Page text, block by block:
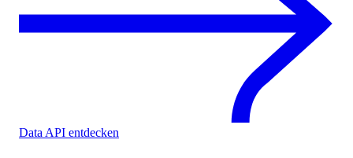
Data API entdecken